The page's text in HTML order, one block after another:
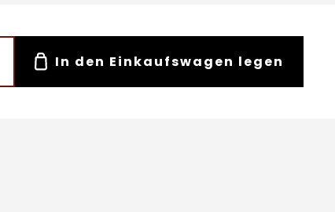
In den Einkaufswagen legen